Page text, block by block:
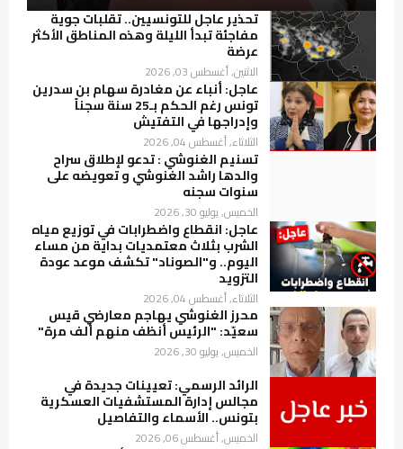
تحذير عاجل للتونسيين.. تقلبات جوية
مفاجئة تبدأ الليلة وهذه المناطق الأكثر
عرضة
الاثنين, أغسطس 03, 2026
عاجل: أنباء عن مغادرة سهام بن سدرين
تونس رغم الحكم بـ25 سنة سجناً
وإدراجها في التفتيش
الثلاثاء, أغسطس 04, 2026
تسنيم الغنوشي : تدعو لإطلاق سراح
والدها راشد الغنوشي و تعويضه على
سنوات سجنه
الخميس, يوليو 30, 2026
عاجل: انقطاع واضطرابات في توزيع مياه
الشرب بثلاث معتمديات بداية من مساء
اليوم.. و"الصوناد" تكشف موعد عودة
التزويد
الثلاثاء, أغسطس 04, 2026
محرز الغنوشي يهاجم معارضي قيس
سعيّد: "الرئيس أنظف منهم ألف مرة"
الخميس, يوليو 30, 2026
الرائد الرسمي: تعيينات جديدة في
مجالس إدارة المستشفيات العسكرية
بتونس.. الأسماء والتفاصيل
الخميس, أغسطس 06, 2026